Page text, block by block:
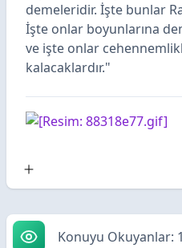
demeleridir. İşte bunlar
İşte onlar boyunlarına
ve işte onlar
kalacaklardır."
Konuyu Okuyanlar: